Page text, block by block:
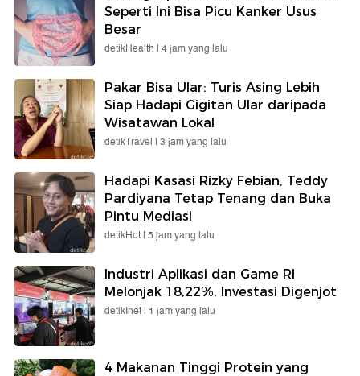
Seperti Ini Bisa Picu Kanker Usus
Besar
detikHealth | 4 jam yang lalu
Pakar Bisa Ular: Turis Asing Lebih
Siap Hadapi Gigitan Ular daripada
Wisatawan Lokal
detikTravel | 3 jam yang lalu
Hadapi Kasasi Rizky Febian, Teddy
Pardiyana Tetap Tenang dan Buka
Pintu Mediasi
detikHot | 5 jam yang lalu
Industri Aplikasi dan Game RI
Melonjak 18,22%, Investasi Digenjot
detikInet | 1 jam yang lalu
4 Makanan Tinggi Protein yang